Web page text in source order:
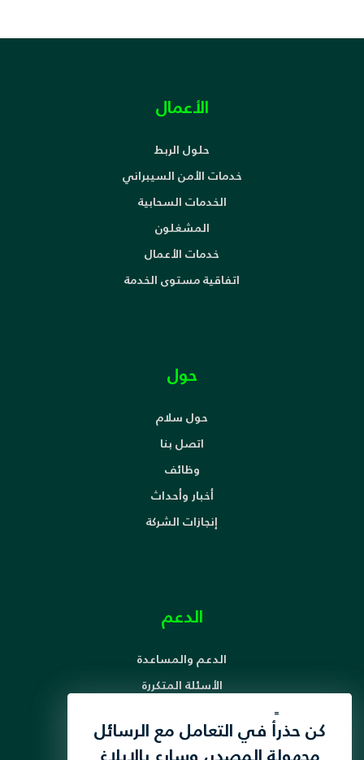
الأعمال
حلول الربط
خدمات الأمن السيبراني
الخدمات السحابية
المشغلون
خدمات الأعمال
اتفاقية مستوى الخدمة
حول
حول سلام
اتصل بنا
وظائف
أخبار وأحداث
إنجازات الشركة
الدعم
الدعم والمساعدة
الأسئلة المتكررة
حقوق ومسؤوليات المشترك
لقد قمنا بتحديث سياسة
كن حذرأً في التعامل مع الرسائل